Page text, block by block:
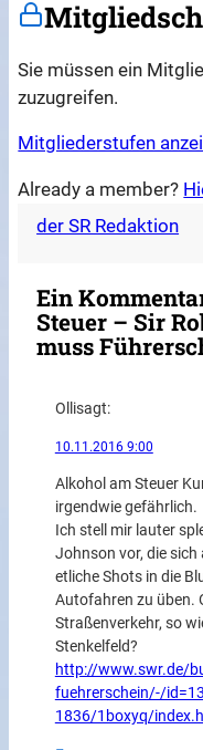
Sie müssen ein
zuzugreifen.
Mitgliederstufen
Already a member?
der SR Redaktion
Ein
Steuer – Sir
muss
Ollisagt:
10.11.2016 9:00
Alkohol am Steuer
irgendwie gefährlich.
Ich stell mir lauter
Johnson vor, die
etliche Shots in die
Autofahren zu üben.
Straßenverkehr, so
Stenkelfeld?
http://www.swr.de/
fuehrerschein/-/
1836/1boxyq/